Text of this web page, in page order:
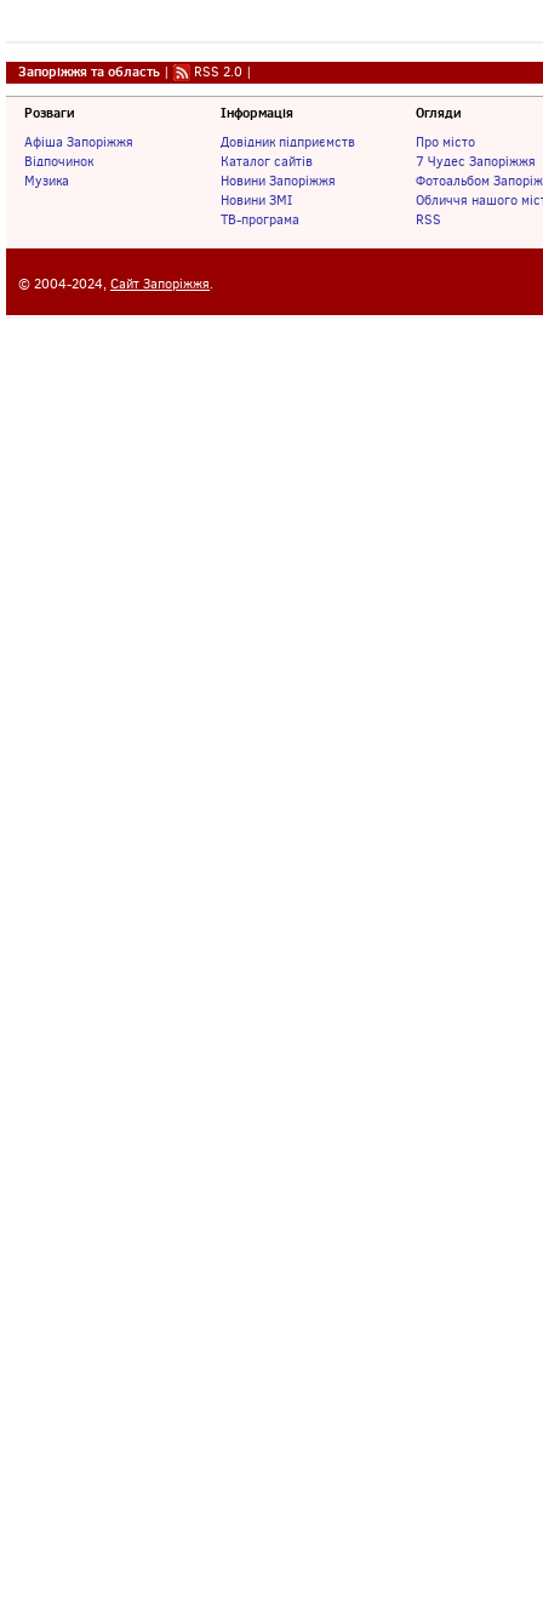
Запоріжжя та область | RSS 2.0 |
Розваги
Афіша Запоріжжя
Відпочинок
Музика
Інформація
Довідник підприємств
Каталог сайтів
Новини Запоріжжя
Новини ЗМІ
ТВ-програма
Огляди
Про місто
7 Чудес Запоріжжя
Фотоальбом
Обличчя нашого
RSS
© 2004-2024, Сайт Запоріжжя.